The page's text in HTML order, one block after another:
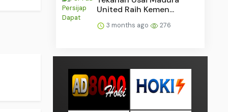
United Raih Kemen...
3 months ago 276